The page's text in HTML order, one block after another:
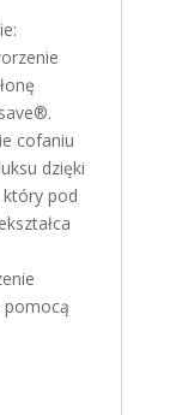
cofaniu
dzięki
który pod
pomocą